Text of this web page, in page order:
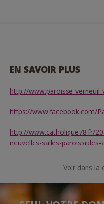
Voir dans la
EN SAVOIR PLUS
http://www.paroisse-
https://www.facebook.com/
http://www.catholique78.fr/
nouvelles-salles-paroissiales-